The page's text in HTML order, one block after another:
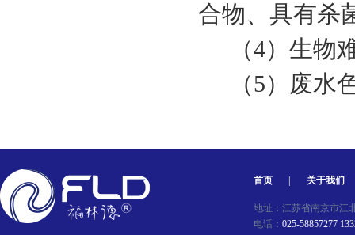
合物、具有杀
（4）生物
（5）废水
首页 关于我们
地址：江苏省南京市江
电话： 025-58857277